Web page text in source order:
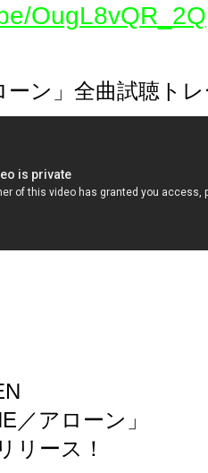
OugL8vQR_2Q
ーン」全曲試聴ト
／アローン」
リース！